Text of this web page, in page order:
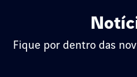
Fique por dentro das